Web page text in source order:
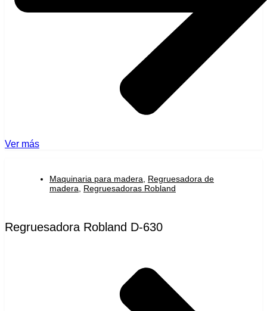
Ver más
Maquinaria para madera, Regruesadora de
madera, Regruesadoras Robland
Regruesadora Robland D-630